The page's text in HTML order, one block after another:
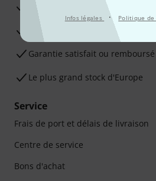
Infos légales · Politique
Service de réparation
Conseils d'experts en la matière
Garantie satisfait ou remboursé
Le plus grand stock d'Europe
Service
Frais de port et délais de livraison
Centre de service
Bons d'achat